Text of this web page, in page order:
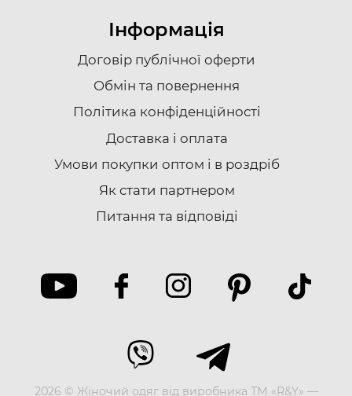
Інформація
Договір публічної оферти
Обмін та повернення
Політика конфіденційності
Доставка i оплата
Умови покупки оптом і в роздріб
Як стати партнером
Питання та відповіді
2026 © Жіночий одяг від виробника ТМ «R&Y» —